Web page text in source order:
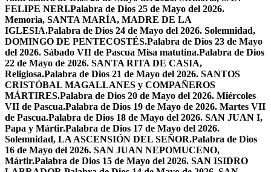
FELIPE NERI.Palabra de Dios 25 de Mayo del 2026.
Memoria, SANTA MARÍA, MADRE DE LA
IGLESIA.Palabra de Dios 24 de Mayo del 2026. Solemnidad,
DOMINGO DE PENTECOSTÉS.Palabra de Dios 23 de Mayo
del 2026. Sábado VII de Pascua Misa matutina.Palabra de Dios
22 de Mayo de 2026. SANTA RITA DE CASIA,
Religiosa.Palabra de Dios 21 de Mayo del 2026. SANTOS
CRISTÓBAL MAGALLANES y COMPAÑEROS
MÁRTIRES.Palabra de Dios 20 de Mayo del 2026. Miércoles
VII de Pascua.Palabra de Dios 19 de Mayo de 2026. Martes VII
de Pascua.Palabra de Dios 18 de Mayo del 2026. SAN JUAN I,
Papa y Mártir.Palabra de Dios 17 de Mayo del 2026.
Solemnidad, LA ASCENSIÓN DEL SEÑOR.Palabra de Dios
16 de Mayo del 2026. SAN JUAN NEPOMUCENO,
Mártir.Palabra de Dios 15 de Mayo del 2026. SAN ISIDRO